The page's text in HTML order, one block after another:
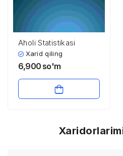
Aholi Statistikasi
Xarid qiling
6,900 so'm